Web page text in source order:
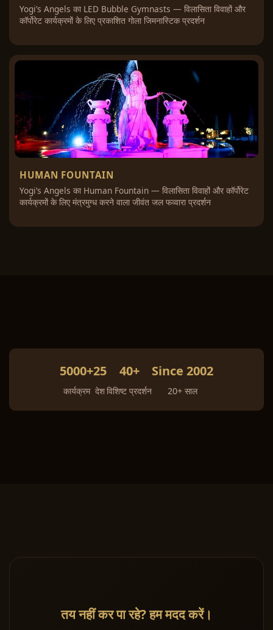
Yogi’s Angels का LED Bubble Gymnasts — विलासिता विवाहों और
कॉर्पोरेट कार्यक्रमों के लिए प्रकाशित गोला जिमनास्टिक प्रदर्शन
HUMAN FOUNTAIN
Yogi’s Angels का Human Fountain — विलासिता विवाहों और कॉर्पोरेट
कार्यक्रमों के लिए मंत्रमुग्ध करने वाला जीवंत जल फव्वारा प्रदर्शन
5000+
कार्यक्रम
25
देश
40+
विशिष्ट प्रदर्शन
Since 2002
20+ साल
तय नहीं कर पा रहे? हम मदद करें।